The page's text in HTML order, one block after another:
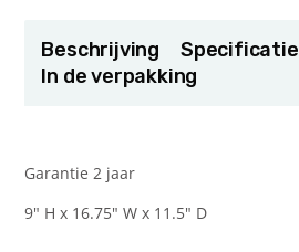
Beschrijving
Specificatie
In de verpakking
Garantie 2 jaar
9" H x 16.75" W x 11.5" D